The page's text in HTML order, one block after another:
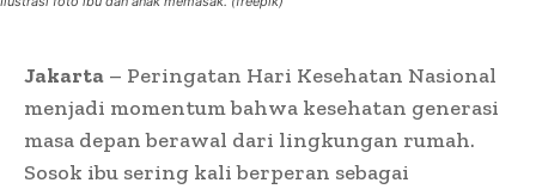
Jakarta – Peringatan Hari Kesehatan Nasional
menjadi momentum bahwa kesehatan generasi
masa depan berawal dari lingkungan rumah.
Sosok ibu sering kali berperan sebagai